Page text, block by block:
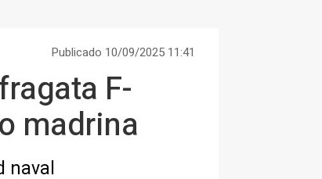
Publicado 10/09/2025 11:41
F-
madrina
naval